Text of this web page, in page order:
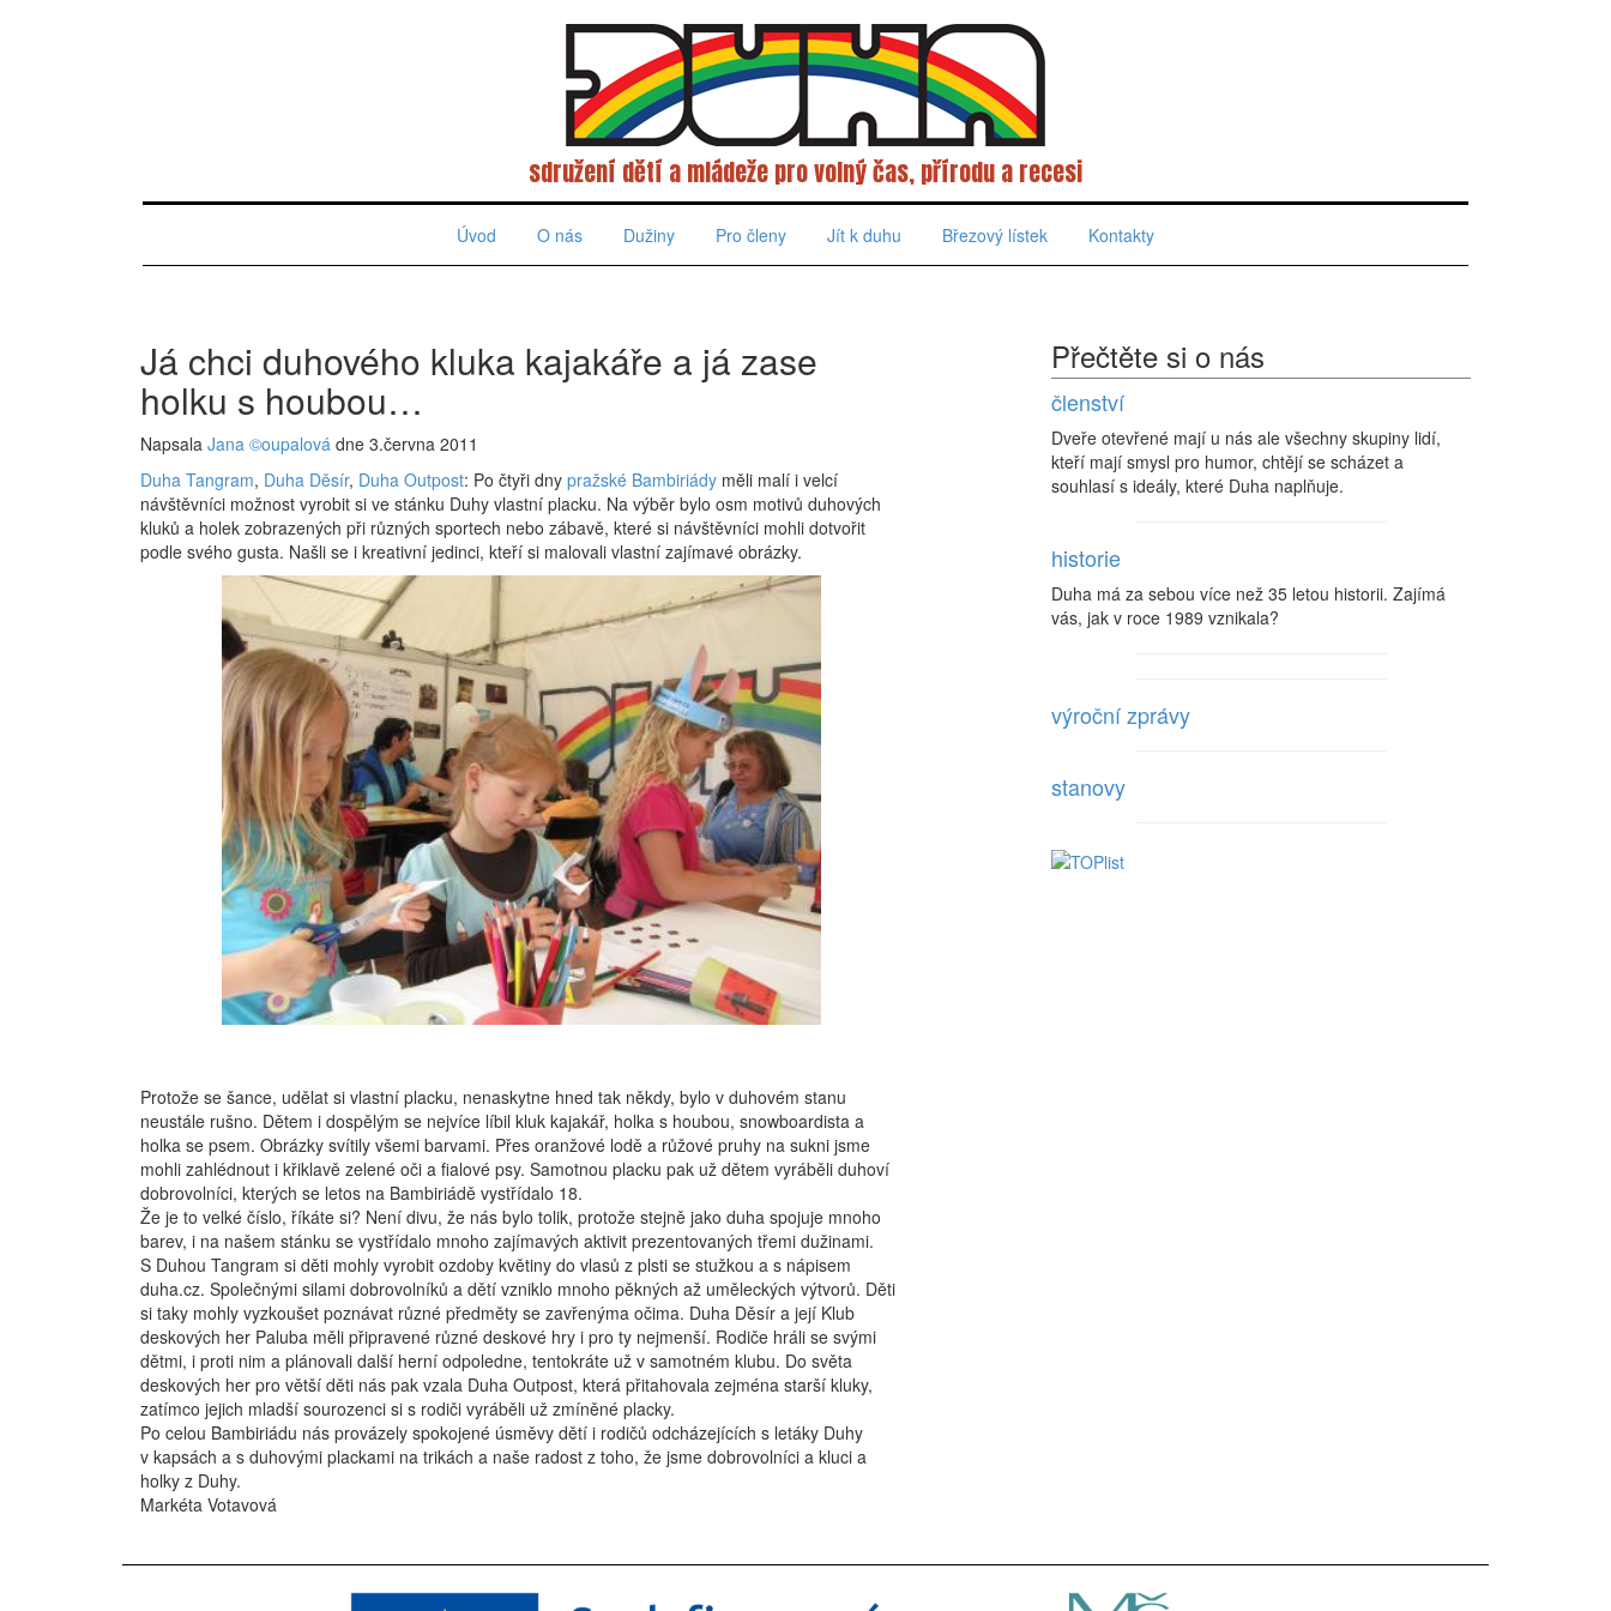
sdružení dětí a mládeže pro volný čas, přírodu a recesi
Úvod O nás Dužiny Pro členy Jít k duhu Březový lístek Kontakty
Já chci duhového kluka kajakáře a já zase
holku s houbou…
Napsala Jana ©oupalová dne 3.června 2011
Duha Tangram, Duha Děsír, Duha Outpost: Po čtyři dny pražské Bambiriády měli malí i velcí
návštěvníci možnost vyrobit si ve stánku Duhy vlastní placku. Na výběr bylo osm motivů duhových
kluků a holek zobrazených při různých sportech nebo zábavě, které si návštěvníci mohli dotvořit
podle svého gusta. Našli se i kreativní jedinci, kteří si malovali vlastní zajímavé obrázky.
Protože se šance, udělat si vlastní placku, nenaskytne hned tak někdy, bylo v duhovém stanu
neustále rušno. Dětem i dospělým se nejvíce líbil kluk kajakář, holka s houbou, snowboardista a
holka se psem. Obrázky svítily všemi barvami. Přes oranžové lodě a růžové pruhy na sukni jsme
mohli zahlédnout i křiklavě zelené oči a fialové psy. Samotnou placku pak už dětem vyráběli duhoví
dobrovolníci, kterých se letos na Bambiriádě vystřídalo 18.
Že je to velké číslo, říkáte si? Není divu, že nás bylo tolik, protože stejně jako duha spojuje mnoho
barev, i na našem stánku se vystřídalo mnoho zajímavých aktivit prezentovaných třemi dužinami.
S Duhou Tangram si děti mohly vyrobit ozdoby květiny do vlasů z plsti se stužkou a s nápisem
duha.cz. Společnými silami dobrovolníků a dětí vzniklo mnoho pěkných až uměleckých výtvorů. Děti
si taky mohly vyzkoušet poznávat různé předměty se zavřenýma očima. Duha Děsír a její Klub
deskových her Paluba měli připravené různé deskové hry i pro ty nejmenší. Rodiče hráli se svými
dětmi, i proti nim a plánovali další herní odpoledne, tentokráte už v samotném klubu. Do světa
deskových her pro větší děti nás pak vzala Duha Outpost, která přitahovala zejména starší kluky,
zatímco jejich mladší sourozenci si s rodiči vyráběli už zmíněné placky.
Po celou Bambiriádu nás provázely spokojené úsměvy dětí i rodičů odcházejících s letáky Duhy
v kapsách a s duhovými plackami na trikách a naše radost z toho, že jsme dobrovolníci a kluci a
holky z Duhy.
Markéta Votavová
Přečtěte si o nás
členství
Dveře otevřené mají u nás ale všechny skupiny lidí,
kteří mají smysl pro humor, chtějí se scházet a
souhlasí s ideály, které Duha naplňuje.
historie
Duha má za sebou více než 35 letou historii. Zajímá
vás, jak v roce 1989 vznikala?
výroční zprávy
stanovy